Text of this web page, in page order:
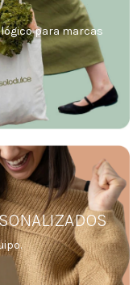
para marcas